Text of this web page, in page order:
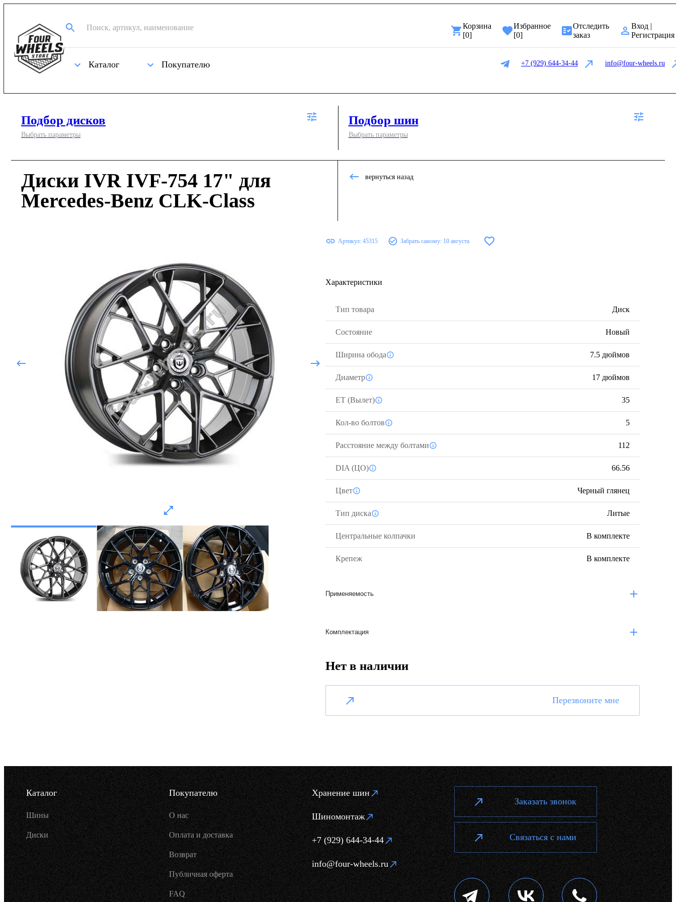
Корзина
[0]
Избранное
[0]
Отследить
заказ
Вход |
Регистрация
Каталог Покупателю +7 (929) 644-34-44 info@four-wheels.ru
Подбор дисков
Выбрать параметры
Подбор шин
Выбрать параметры
Диски IVR IVF-754 17" для
Mercedes-Benz CLK-Class
вернуться назад
Артикул: 45315 Забрать самому: 10 августа
Характеристики
Тип товара Диск
Состояние Новый
Ширина обода 7.5 дюймов
Диаметр 17 дюймов
ЕТ (Вылет) 35
Кол-во болтов 5
Расстояние между болтами 112
DIA (ЦО) 66.56
Цвет Черный глянец
Тип диска Литые
Центральные колпачки В комплекте
Крепеж В комплекте
Применяемость
Комплектация
Нет в наличии
Перезвоните мне
Каталог
Шины
Диски
Покупателю
О нас
Оплата и доставка
Возврат
Публичная оферта
FAQ
Хранение шин
Шиномонтаж
+7 (929) 644-34-44
info@four-wheels.ru
Заказать звонок
Связаться с нами